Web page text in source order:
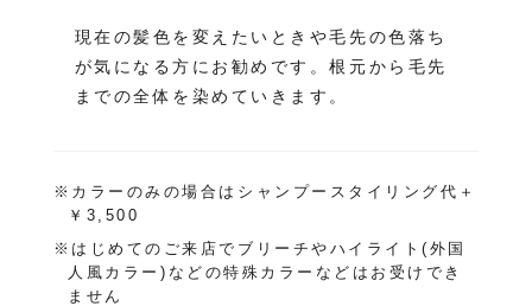
現在の髪色を変えたいときや毛先の色落ち
が気になる方にお勧めです。根元から毛先
までの全体を染めていきます。
※カラーのみの場合はシャンプースタイリング代＋
￥3,500
※はじめてのご来店でブリーチやハイライト(外国
人風カラー)などの特殊カラーなどはお受けでき
ません